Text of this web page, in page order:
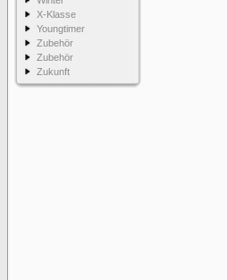
X-Klasse
Youngtimer
Zubehör
Zubehör
Zukunft